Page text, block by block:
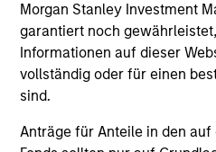
Morgan Stanley Investment
garantiert noch
Informationen auf dieser
vollständig oder für einen
sind.
Anträge für Anteile in den
Morgan Stanley